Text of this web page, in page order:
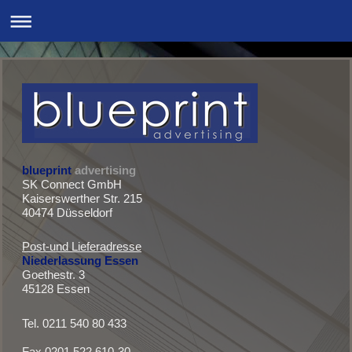
blueprint advertising
SK Connect GmbH
Kaiserswerther Str. 215
40474 Düsseldorf
Post-und Lieferadresse
Niederlassung Essen
Goethestr. 3
45128 Essen
Tel. ‭0211 540 80 433